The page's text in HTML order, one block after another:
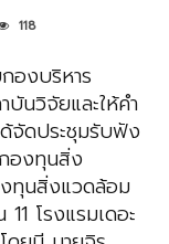
118
องบริหาร
นวิจัยและให้คำ
จัดประชุมรับฟัง
องทุนสิ่ง
ทุนสิ่งแวดล้อม
โรงแรมเดอะ